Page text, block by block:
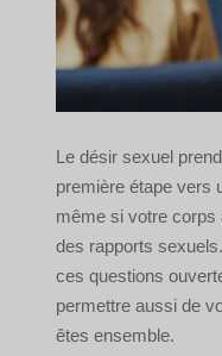
Le désir sexuel
première étape vers
même si votre corps
des rapports
ces questions
permettre aussi de
êtes ensemble.